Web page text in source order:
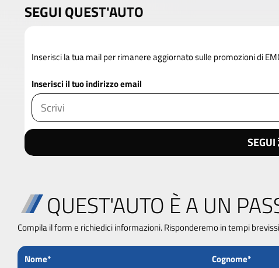
SEGUI QUEST'AUTO
Inserisci la tua mail per rimanere aggiornato sulle promozioni di
Inserisci il tuo indirizzo email
SEGUI
QUEST'AUTO È A UN
Compila il form e richiedici informazioni. Risponderemo in tempi
Nome* Cognome*